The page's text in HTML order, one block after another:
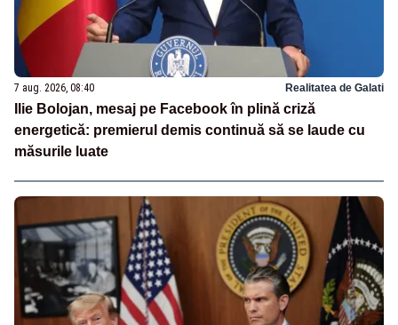
7 aug. 2026, 08:40 Realitatea de Galati
Ilie Bolojan, mesaj pe Facebook în plină criză
energetică: premierul demis continuă să se laude cu
măsurile luate